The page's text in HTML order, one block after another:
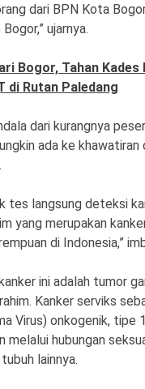
dari BPN Kota
ujarnya.
Bogor, Tahan Kades
di Rutan Paledang
dari kurangnya
ada ke khawatiran
tes langsung deteksi
yang merupakan
di Indonesia,”
ini adalah tumor
Kanker serviks
Virus) onkogenik, tipe
melalui hubungan
lainnya.